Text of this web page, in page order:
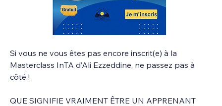
Si vous ne vous êtes pas encore inscrit(e) à la
Masterclass InTA d’Ali Ezzeddine, ne passez pas à
côté !
QUE SIGNIFIE VRAIMENT ÊTRE UN APPRENANT